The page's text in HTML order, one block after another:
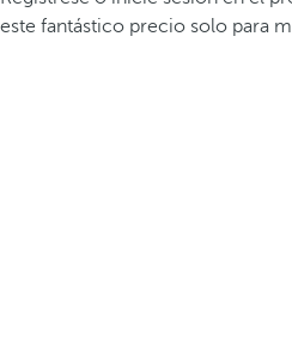
este fantástico precio solo para